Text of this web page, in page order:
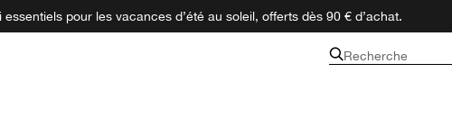
essentiels pour les vacances d’été au soleil, offerts dès 90 € d’achat.
Recherche